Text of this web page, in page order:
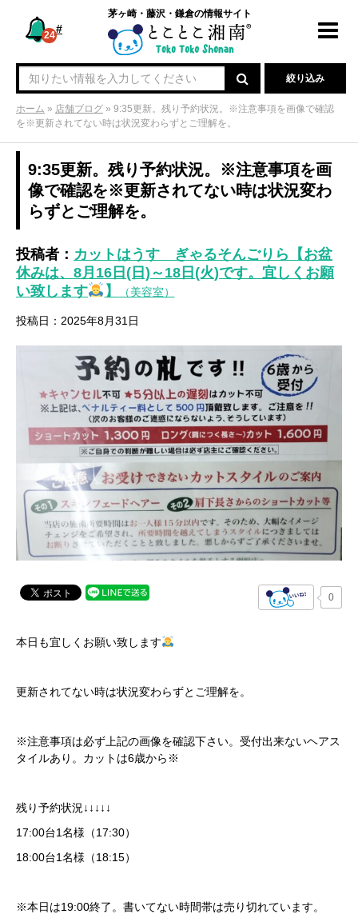
#
24
茅ヶ崎・藤沢・鎌倉の情報サイト
絞り込み
ホーム » 店舗ブログ » 9:35更新。残り予約状況。※注意事項を画像で確認
を※更新されてない時は状況変わらずとご理解を。
9:35更新。残り予約状況。※注意事項を画
像で確認を※更新されてない時は状況変わ
らずとご理解を。
投稿者： カットはうす ぎゃるそんごりら【お盆
休みは、8月16日(日)～18日(火)です。宜しくお願
い致します
】 （美容室）
投稿日：2025年8月31日
0
本日も宜しくお願い致します
更新されてない時は状況変わらずとご理解を。
※注意事項は必ず上記の画像を確認下さい。受付出来ないヘアス
タイルあり。カットは6歳から※
残り予約状況↓↓↓↓↓
17:00台1名様（17:30）
18:00台1名様（18:15）
※本日は19:00終了。書いてない時間帯は売り切れています。